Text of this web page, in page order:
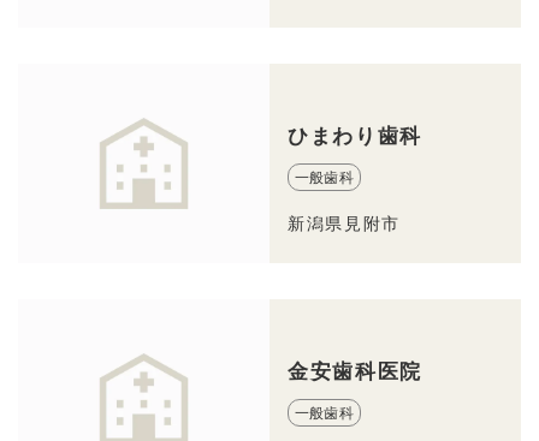
ひまわり歯科
一般歯科
新潟県見附市
金安歯科医院
一般歯科